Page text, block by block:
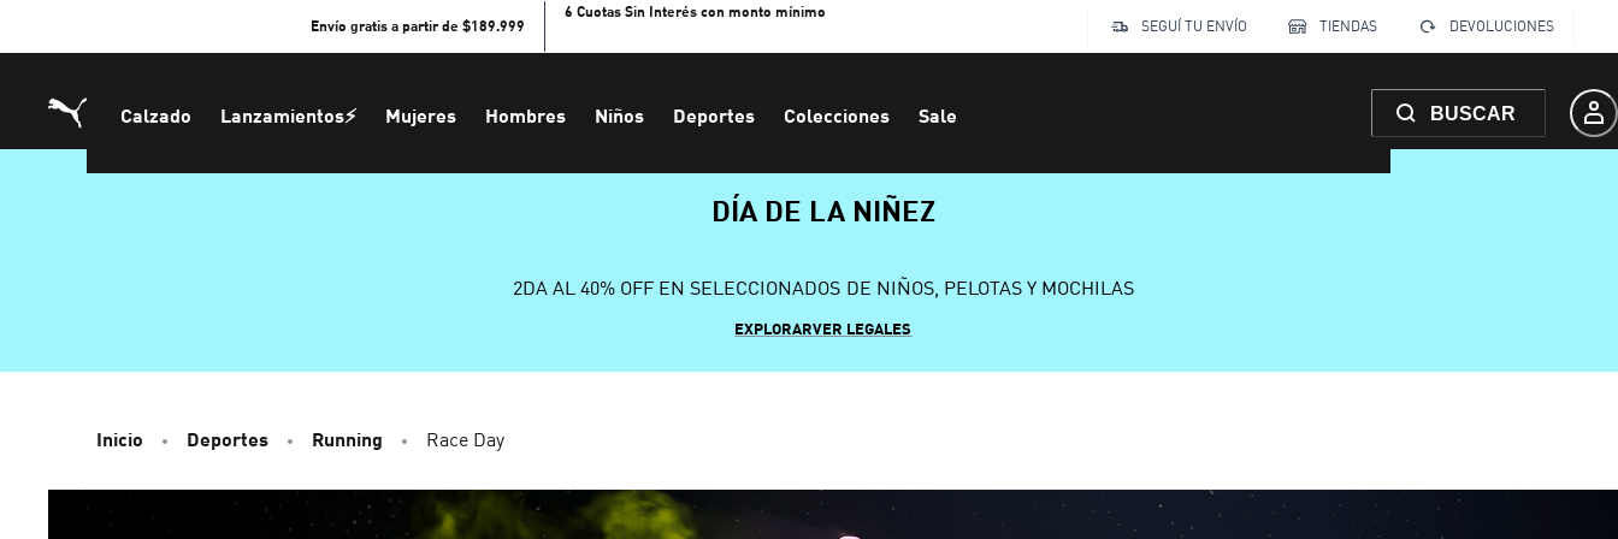
Envío gratis a partir de $189.999
6 Cuotas Sin Interés con monto mínimo
SEGUÍ TU ENVÍO
TIENDAS DEVOLUCIONES
Calzado Lanzamientos⚡ Mujeres Hombres Niños Deportes Colecciones Sale BUSCAR
DÍA DE LA NIÑEZ
2DA AL 40% OFF EN SELECCIONADOS DE NIÑOS, PELOTAS Y MOCHILAS
EXPLORARVER LEGALES
Inicio Deportes Running Race Day